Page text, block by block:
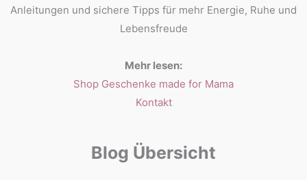
Anleitungen und sichere Tipps für mehr Energie, Ruhe und
Lebensfreude
Mehr lesen:
Shop Geschenke made for Mama
Kontakt
Blog Übersicht